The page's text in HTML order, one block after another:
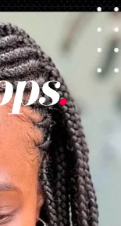
https://danidrops.com.br/tendencia-de-corte-para-cabelo-crespo-feminino/